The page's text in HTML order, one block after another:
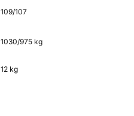
109/107
1030/975 kg
12 kg